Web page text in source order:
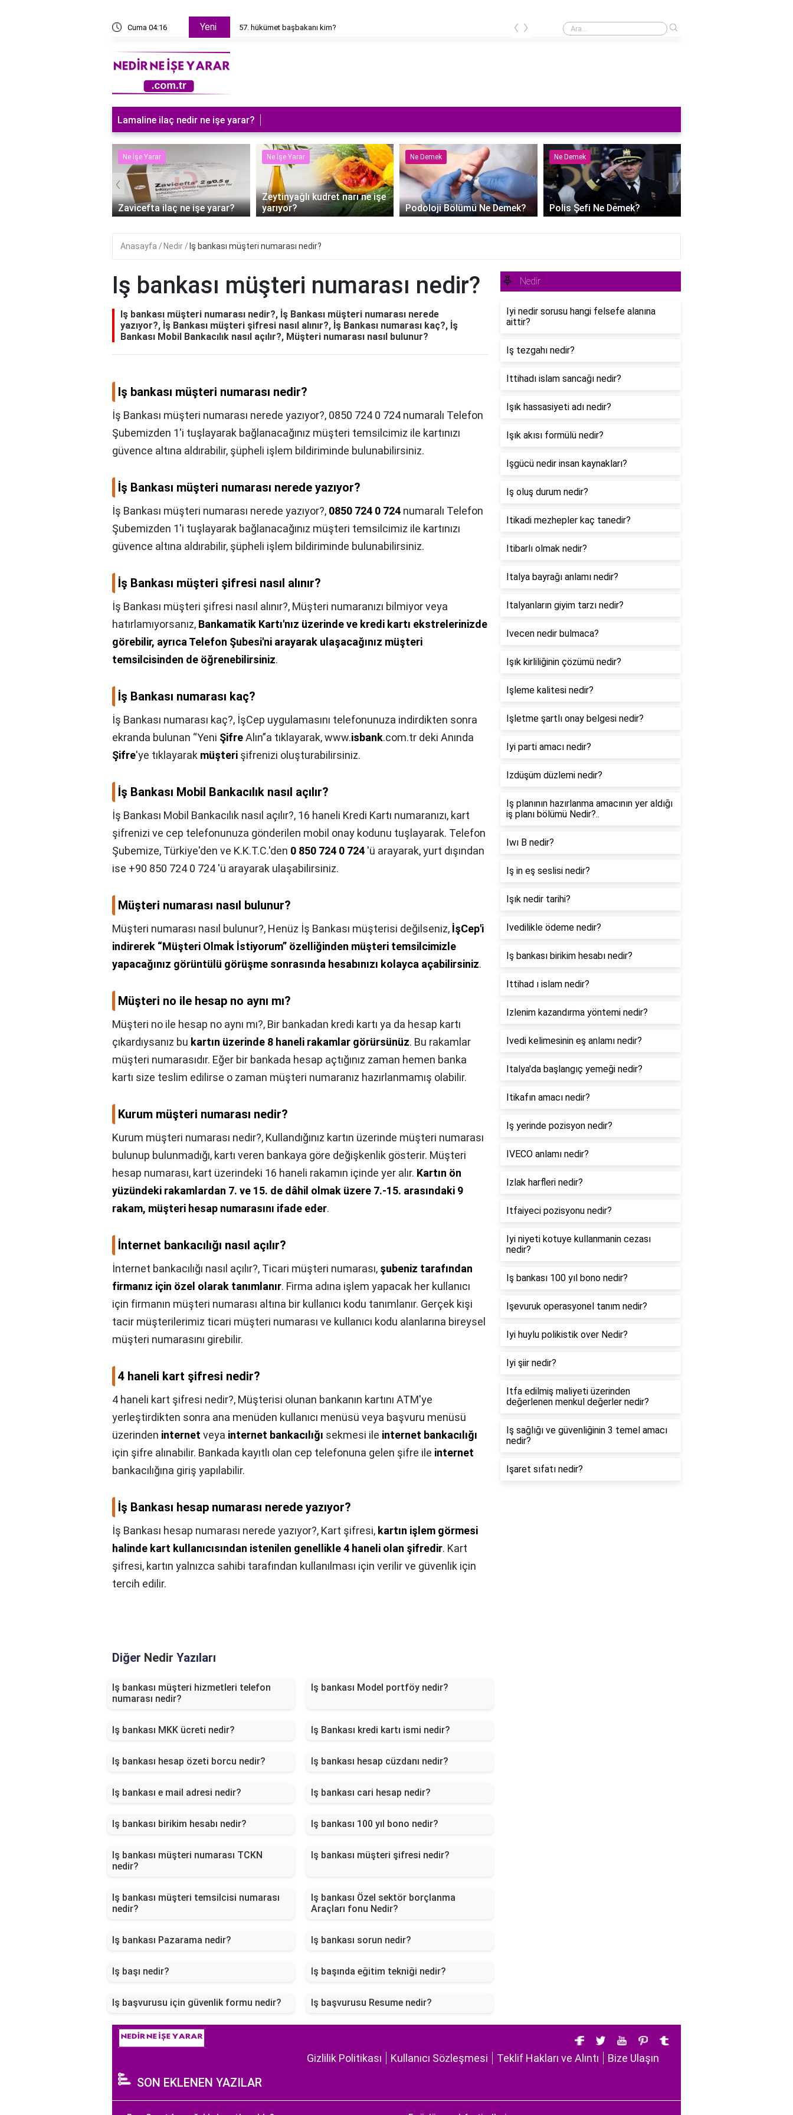
Cuma 04:16 Yeni 57. hükümet başbakanı kim? 57. hükümet başbakanı kim?
‹ ›
Lamaline ilaç nedir ne işe yarar?
Ne İşe Yarar
Zavicefta ilaç ne işe yarar?
Ne İşe Yarar
Zeytinyağlı kudret narı ne işe
yarıyor?
Ne Demek
Podoloji Bölümü Ne Demek?
Ne Demek
Polis Şefi Ne Demek?
‹ ›
Anasayfa Nedir Iş bankası müşteri numarası nedir?
Iş bankası müşteri numarası nedir?
Iş bankası müşteri numarası nedir?, İş Bankası müşteri numarası nerede
yazıyor?, İş Bankası müşteri şifresi nasıl alınır?, İş Bankası numarası kaç?, İş
Bankası Mobil Bankacılık nasıl açılır?, Müşteri numarası nasıl bulunur?
Iş bankası müşteri numarası nedir?
İş Bankası müşteri numarası nerede yazıyor?, 0850 724 0 724 numaralı Telefon
Şubemizden 1'i tuşlayarak bağlanacağınız müşteri temsilcimiz ile kartınızı
güvence altına aldırabilir, şüpheli işlem bildiriminde bulunabilirsiniz.
İş Bankası müşteri numarası nerede yazıyor?
İş Bankası müşteri numarası nerede yazıyor?, 0850 724 0 724 numaralı Telefon
Şubemizden 1'i tuşlayarak bağlanacağınız müşteri temsilcimiz ile kartınızı
güvence altına aldırabilir, şüpheli işlem bildiriminde bulunabilirsiniz.
İş Bankası müşteri şifresi nasıl alınır?
İş Bankası müşteri şifresi nasıl alınır?, Müşteri numaranızı bilmiyor veya
hatırlamıyorsanız, Bankamatik Kartı'nız üzerinde ve kredi kartı ekstrelerinizde
görebilir, ayrıca Telefon Şubesi'ni arayarak ulaşacağınız müşteri
temsilcisinden de öğrenebilirsiniz.
İş Bankası numarası kaç?
İş Bankası numarası kaç?, İşCep uygulamasını telefonunuza indirdikten sonra
ekranda bulunan “Yeni ŞifreAlın”a tıklayarak, www.isbank.com.tr deki Anında
Şifre'ye tıklayarak müşteri şifrenizi oluşturabilirsiniz.
İş Bankası Mobil Bankacılık nasıl açılır?
İş Bankası Mobil Bankacılık nasıl açılır?, 16 haneli Kredi Kartı numaranızı, kart
şifrenizi ve cep telefonunuza gönderilen mobil onay kodunu tuşlayarak. Telefon
Şubemize, Türkiye'den ve K.K.T.C.'den 0 850 724 0 724 'ü arayarak, yurt dışından
ise +90 850 724 0 724 'ü arayarak ulaşabilirsiniz.
Müşteri numarası nasıl bulunur?
Müşteri numarası nasıl bulunur?, Henüz İş Bankası müşterisi değilseniz, İşCep'i
indirerek “Müşteri Olmak İstiyorum” özelliğinden müşteri temsilcimizle
yapacağınız görüntülü görüşme sonrasında hesabınızı kolayca açabilirsiniz.
Müşteri no ile hesap no aynı mı?
Müşteri no ile hesap no aynı mı?, Bir bankadan kredi kartı ya da hesap kartı
çıkardıysanız bu kartın üzerinde 8 haneli rakamlar görürsünüz. Bu rakamlar
müşteri numarasıdır. Eğer bir bankada hesap açtığınız zaman hemen banka
kartı size teslim edilirse o zaman müşteri numaranız hazırlanmamış olabilir.
Kurum müşteri numarası nedir?
Kurum müşteri numarası nedir?, Kullandığınız kartın üzerinde müşteri numarası
bulunup bulunmadığı, kartı veren bankaya göre değişkenlik gösterir. Müşteri
hesap numarası, kart üzerindeki 16 haneli rakamın içinde yer alır. Kartın ön
yüzündeki rakamlardan 7. ve 15. de dâhil olmak üzere 7.-15. arasındaki 9
rakam, müşteri hesap numarasını ifade eder.
İnternet bankacılığı nasıl açılır?
İnternet bankacılığı nasıl açılır?, Ticari müşteri numarası, şubeniz tarafından
firmanız için özel olarak tanımlanır. Firma adına işlem yapacak her kullanıcı
için firmanın müşteri numarası altına bir kullanıcı kodu tanımlanır. Gerçek kişi
tacir müşterilerimiz ticari müşteri numarası ve kullanıcı kodu alanlarına bireysel
müşteri numarasını girebilir.
4 haneli kart şifresi nedir?
4 haneli kart şifresi nedir?, Müşterisi olunan bankanın kartını ATM'ye
yerleştirdikten sonra ana menüden kullanıcı menüsü veya başvuru menüsü
üzerinden internet veya internet bankacılığı sekmesi ile internet bankacılığı
için şifre alınabilir. Bankada kayıtlı olan cep telefonuna gelen şifre ile internet
bankacılığına giriş yapılabilir.
İş Bankası hesap numarası nerede yazıyor?
İş Bankası hesap numarası nerede yazıyor?, Kart şifresi, kartın işlem görmesi
halinde kart kullanıcısından istenilen genellikle 4 haneli olan şifredir. Kart
şifresi, kartın yalnızca sahibi tarafından kullanılması için verilir ve güvenlik için
tercih edilir.
Diğer Nedir Yazıları
Iş bankası müşteri hizmetleri telefon
numarası nedir?
Iş bankası Model portföy nedir?
Iş bankası MKK ücreti nedir? Iş Bankası kredi kartı ismi nedir?
Iş bankası hesap özeti borcu nedir? Iş bankası hesap cüzdanı nedir?
Iş bankası e mail adresi nedir? Iş bankası cari hesap nedir?
Iş bankası birikim hesabı nedir? Iş bankası 100 yıl bono nedir?
Iş bankası müşteri numarası TCKN
nedir?
Iş bankası müşteri şifresi nedir?
Iş bankası müşteri temsilcisi numarası
nedir?
Iş bankası Özel sektör borçlanma
Araçları fonu Nedir?
Iş bankası Pazarama nedir? Iş bankası sorun nedir?
Iş başı nedir? Iş başında eğitim tekniği nedir?
Iş başvurusu için güvenlik formu nedir? Iş başvurusu Resume nedir?
Nedir
Iyi nedir sorusu hangi felsefe alanına
aittir?
Iş tezgahı nedir?
Ittihadı islam sancağı nedir?
Işık hassasiyeti adı nedir?
Işık akısı formülü nedir?
Işgücü nedir insan kaynakları?
Iş oluş durum nedir?
Itikadi mezhepler kaç tanedir?
Itibarlı olmak nedir?
Italya bayrağı anlamı nedir?
Italyanların giyim tarzı nedir?
Ivecen nedir bulmaca?
Işık kirliliğinin çözümü nedir?
Işleme kalitesi nedir?
Işletme şartlı onay belgesi nedir?
Iyi parti amacı nedir?
Izdüşüm düzlemi nedir?
Iş planının hazırlanma amacının yer aldığı
iş planı bölümü Nedir?..
Iwı B nedir?
Iş in eş seslisi nedir?
Işık nedir tarihi?
Ivedilikle ödeme nedir?
Iş bankası birikim hesabı nedir?
Ittihad ı islam nedir?
Izlenim kazandırma yöntemi nedir?
Ivedi kelimesinin eş anlamı nedir?
Italya'da başlangıç yemeği nedir?
Itikafın amacı nedir?
Iş yerinde pozisyon nedir?
IVECO anlamı nedir?
Izlak harfleri nedir?
Itfaiyeci pozisyonu nedir?
Iyi niyeti kotuye kullanmanin cezası
nedir?
Iş bankası 100 yıl bono nedir?
Işevuruk operasyonel tanım nedir?
Iyi huylu polikistik over Nedir?
Iyi şiir nedir?
Itfa edilmiş maliyeti üzerinden
değerlenen menkul değerler nedir?
Iş sağlığı ve güvenliğinin 3 temel amacı
nedir?
Işaret sıfatı nedir?
Gizlilik Politikası Kullanıcı Sözleşmesi Teklif Hakları ve Alıntı Bize Ulaşın
SON EKLENEN YAZILAR